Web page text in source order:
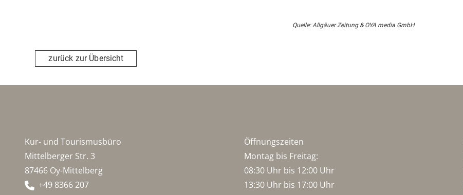
Quelle: Allgäuer Zeitung & OYA media GmbH
zurück zur Übersicht
Kur- und Tourismusbüro
Mittelberger Str. 3
87466 Oy-Mittelberg
+49 8366 207
Öffnungszeiten
Montag bis Freitag:
08:30 Uhr bis 12:00 Uhr
13:30 Uhr bis 17:00 Uhr